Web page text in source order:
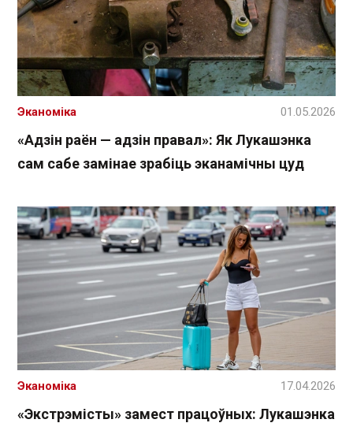
«Адзін раён — адзін правал»: Як Лукашэнка
сам сабе замінае зрабіць эканамічны цуд
Эканоміка 01.05.2026
«Экстрэмісты» замест працоўных: Лукашэнка
Эканоміка 17.04.2026